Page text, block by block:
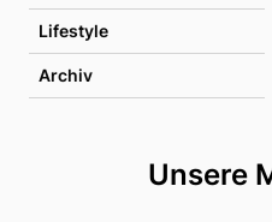
Lifestyle
Archiv
Unsere